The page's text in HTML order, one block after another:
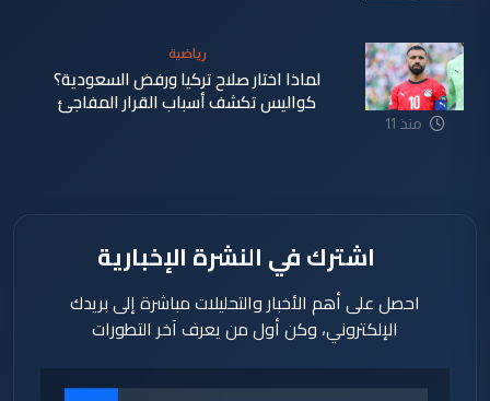
ساعة
منذ 11
رياضية
لماذا اختار صلاح تركيا ورفض السعودية؟
كواليس تكشف أسباب القرار المفاجئ
اشترك في النشرة الإخبارية
احصل على أهم الأخبار والتحليلات مباشرة إلى بريدك
الإلكتروني، وكن أول من يعرف آخر التطورات